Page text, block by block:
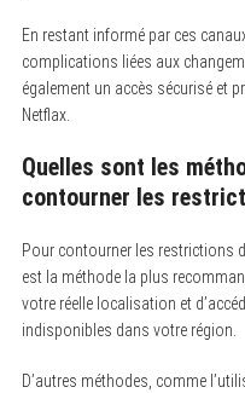
En restant informé par ces
complications liées aux
également un accès sécurisé et
Netflax.
Quelles sont les
contourner les
Pour contourner les restrictions
est la méthode la plus
votre réelle localisation et
indisponibles dans votre région.
D’autres méthodes, comme